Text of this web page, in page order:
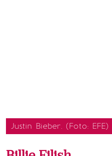
Justin Bieber. (Foto: EFE)